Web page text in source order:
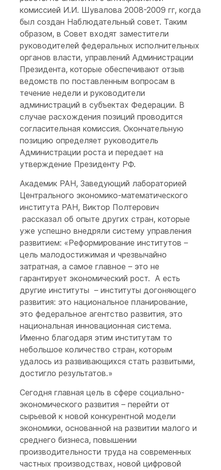
комиссией И.И. Шувалова 2008-2009 гг, когда
был создан Наблюдательный совет. Таким
образом, в Совет входят заместители
руководителей федеральных исполнительных
органов власти, управлений Администрации
Президента, которые обеспечивают отзыв
ведомств по поставленным вопросам в
течение недели и руководители
администраций в субъектах Федерации. В
случае расхождения позиций проводится
согласительная комиссия. Окончательную
позицию определяет руководитель
Администрации роста и передает на
утверждение Президенту РФ.
Академик РАН, Заведующий лабораторией
Центрального экономико-математического
института РАН, Виктор Полтерович
рассказал об опыте других стран, которые
уже успешно внедряли систему управления
развитием: «Реформирование институтов –
цель малодостижимая и чрезвычайно
затратная, а самое главное – это не
гарантирует экономический рост. А есть
другие институты – институты догоняющего
развития: это национальное планирование,
это федеральное агентство развития, это
национальная инновационная система.
Именно благодаря этим институтам то
небольшое количество стран, которым
удалось из развивающихся стать развитыми,
достигло результатов.»
Сегодня главная цель в сфере социально-
экономического развития – перейти от
сырьевой к новой конкурентной модели
экономики, основанной на развитии малого и
среднего бизнеса, повышении
производительности труда на современных
частных производствах, новой цифровой